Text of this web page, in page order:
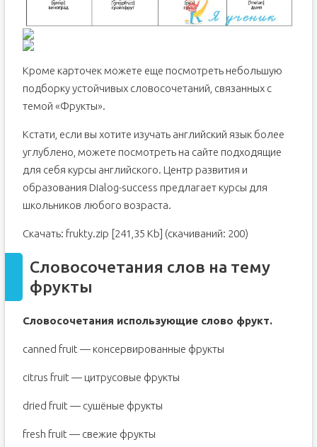
Кроме карточек можете еще посмотреть небольшую
подборку устойчивых словосочетаний, связанных с
темой «Фрукты».
Кстати, если вы хотите изучать английский язык более
углублено, можете посмотреть на сайте подходящие
для себя курсы английского. Центр развития и
образования Dialog-success предлагает курсы для
школьников любого возраста.
Скачать: frukty.zip [241,35 Kb] (cкачиваний: 200)
Словосочетания слов на тему
фрукты
Словосочетания использующие слово фрукт.
canned fruit — консервированные фрукты
citrus fruit — цитрусовые фрукты
dried fruit — сушёные фрукты
fresh fruit — свежие фрукты